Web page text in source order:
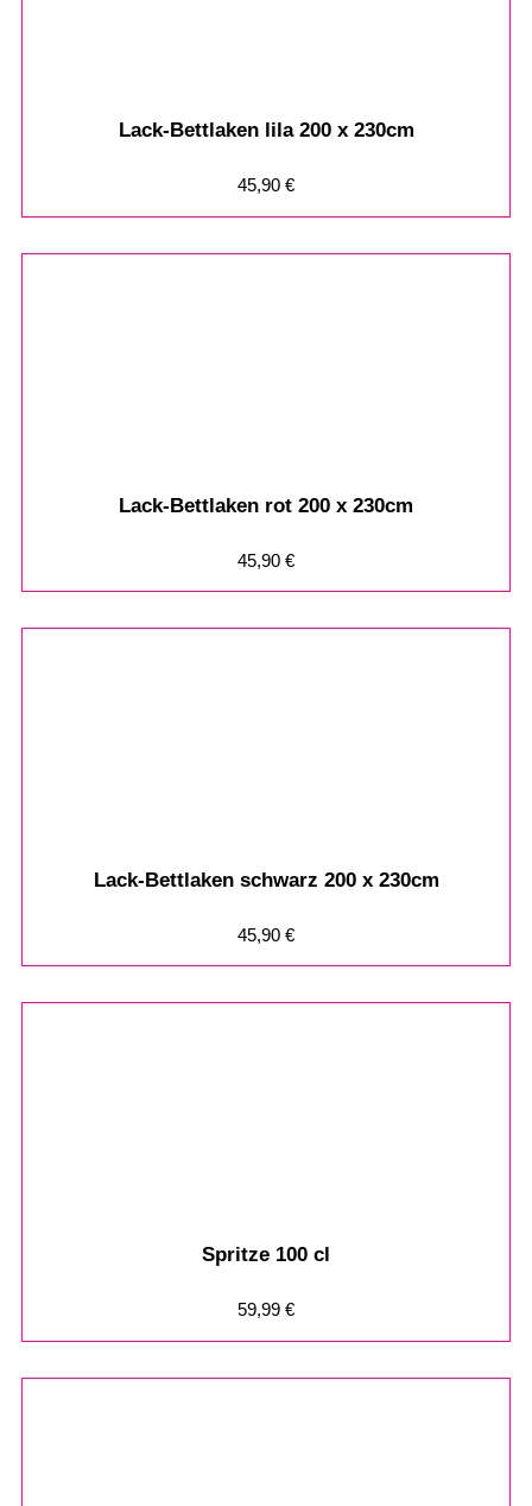
Lack-Bettlaken lila 200 x 230cm
45,90 €
Lack-Bettlaken rot 200 x 230cm
45,90 €
Lack-Bettlaken schwarz 200 x 230cm
45,90 €
Spritze 100 cl
59,99 €